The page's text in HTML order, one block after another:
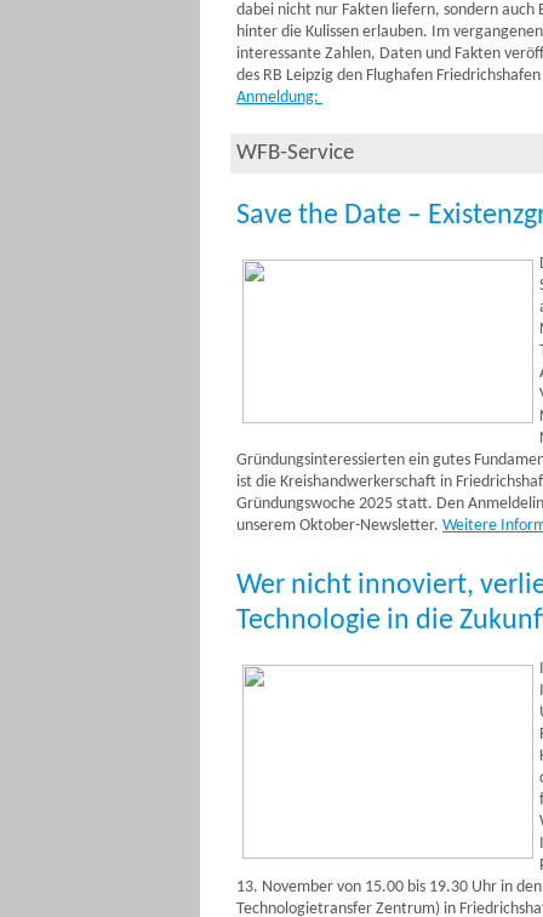
dabei nicht nur Fakten liefern, sondern
hinter die Kulissen erlauben. Im
interessante Zahlen, Daten und Fakten
des RB Leipzig den Flughafen
Anmeldung:
WFB-Service
Save the Date –
Gründungsinteressierten ein gutes
ist die Kreishandwerkerschaft in
Gründungswoche 2025 statt. Den
unserem Oktober-Newsletter. Weitere
Wer nicht innoviert,
Technologie in die
13. November von 15.00 bis 19.30 Uhr in
Technologietransfer Zentrum) in